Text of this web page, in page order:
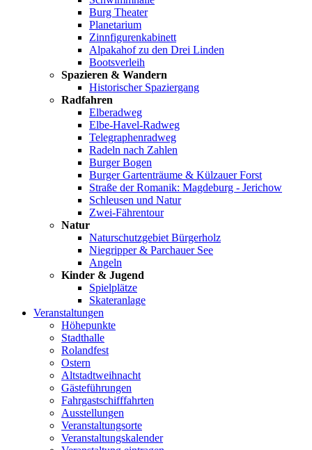
Burg Theater
Planetarium
Zinnfigurenkabinett
Alpakahof zu den Drei Linden
Bootsverleih
Spazieren & Wandern
Historischer Spaziergang
Radfahren
Elberadweg
Elbe-Havel-Radweg
Telegraphenradweg
Radeln nach Zahlen
Burger Bogen
Burger Gartenträume & Külzauer Forst
Straße der Romanik: Magdeburg - Jerichow
Schleusen und Natur
Zwei-Fährentour
Natur
Naturschutzgebiet Bürgerholz
Niegripper & Parchauer See
Angeln
Kinder & Jugend
Spielplätze
Skateranlage
Veranstaltungen
Höhepunkte
Stadthalle
Rolandfest
Ostern
Altstadtweihnacht
Gästeführungen
Fahrgastschifffahrten
Ausstellungen
Veranstaltungsorte
Veranstaltungskalender